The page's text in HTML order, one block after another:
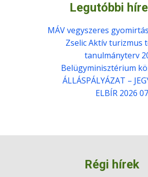
Legutóbbi
MÁV vegyszeres
Zselic Aktív turizmus
tanulmányterv
Belügyminisztérium
ÁLLÁSPÁLYÁZAT –
ELBÍR 2026 07
Régi hírek